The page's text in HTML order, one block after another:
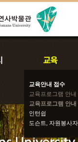
교육안내 접수
교육프로그램 안내
교육프로그램 안내
인턴쉽
도슨트, 자원봉사자